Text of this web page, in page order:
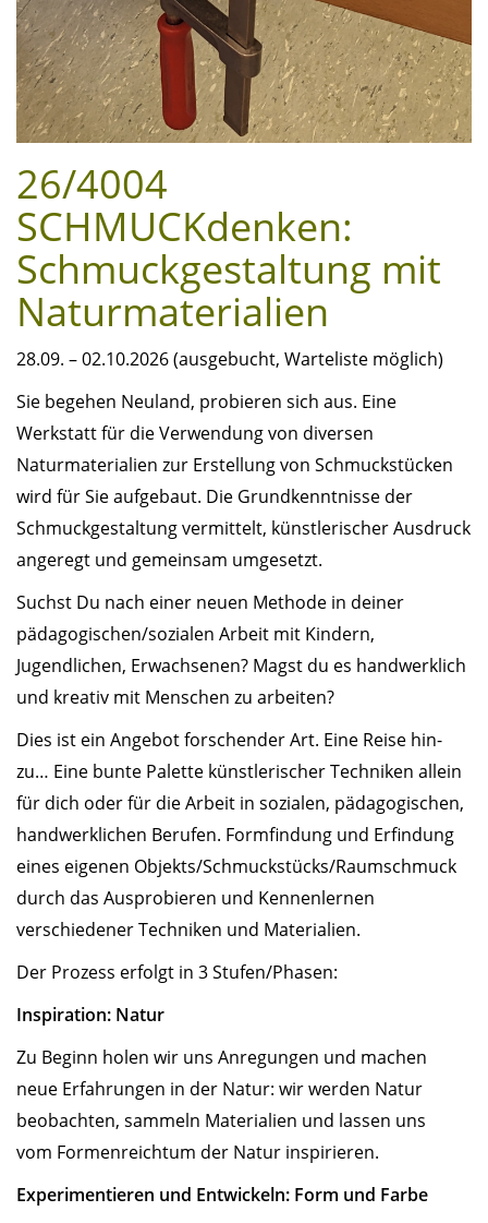
26/4004
SCHMUCKdenken:
Schmuckgestaltung mit
Naturmaterialien
28.09. – 02.10.2026 (ausgebucht, Warteliste möglich)
Sie begehen Neuland, probieren sich aus. Eine
Werkstatt für die Verwendung von diversen
Naturmaterialien zur Erstellung von Schmuckstücken
wird für Sie aufgebaut. Die Grundkenntnisse der
Schmuckgestaltung vermittelt, künstlerischer Ausdruck
angeregt und gemeinsam umgesetzt.
Suchst Du nach einer neuen Methode in deiner
pädagogischen/sozialen Arbeit mit Kindern,
Jugendlichen, Erwachsenen? Magst du es handwerklich
und kreativ mit Menschen zu arbeiten?
Dies ist ein Angebot forschender Art. Eine Reise hin-
zu… Eine bunte Palette künstlerischer Techniken allein
für dich oder für die Arbeit in sozialen, pädagogischen,
handwerklichen Berufen. Formfindung und Erfindung
eines eigenen Objekts/Schmuckstücks/Raumschmuck
durch das Ausprobieren und Kennenlernen
verschiedener Techniken und Materialien.
Der Prozess erfolgt in 3 Stufen/Phasen:
Inspiration: Natur
Zu Beginn holen wir uns Anregungen und machen
neue Erfahrungen in der Natur: wir werden Natur
beobachten, sammeln Materialien und lassen uns
vom Formenreichtum der Natur inspirieren.
Experimentieren und Entwickeln: Form und Farbe